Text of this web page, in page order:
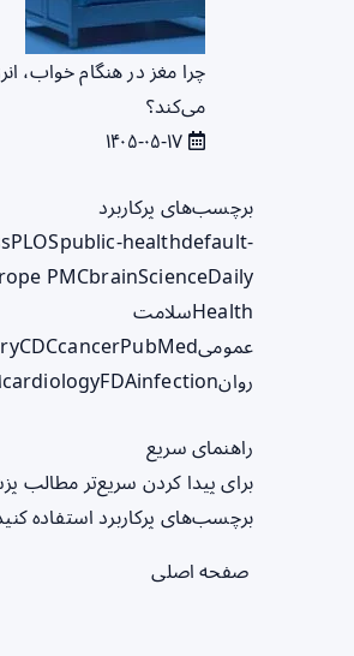
چرا مغز در هنگام خواب،
می‌کند؟
برچسب‌های پرکاربرد
PLOSpublic-healthdefault-
PMCbrainScienceDaily
Healthسلامت
عمومی
CDCcancerPubMed
روان
cardiologyFDAinfection
راهنمای سریع
برای پیدا کردن سریع‌تر مطالب
برچسب‌های پرکاربرد استفاده
صفحه اصلی